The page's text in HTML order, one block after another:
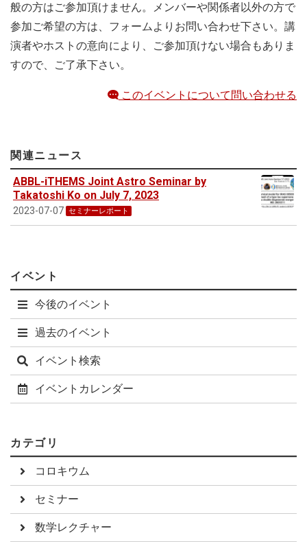
般の方はご参加頂けません。メンバーや関係者以外の方で
参加ご希望の方は、フォームよりお問い合わせ下さい。講
演者やホストの意向により、ご参加頂けない場合もありま
すので、ご了承下さい。
このイベントについて問い合わせる
関連ニュース
ABBL-iTHEMS Joint Astro Seminar by
Takatoshi Ko on July 7, 2023
2023-07-07 セミナーレポート
イベント
今後のイベント
過去のイベント
イベント検索
イベントカレンダー
カテゴリ
コロキウム
セミナー
数学レクチャー